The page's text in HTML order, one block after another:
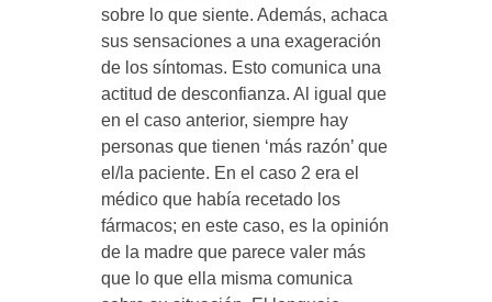
sobre lo que siente. Además, achaca
sus sensaciones a una exageración
de los síntomas. Esto comunica una
actitud de desconfianza. Al igual que
en el caso anterior, siempre hay
personas que tienen ‘más razón’ que
el/la paciente. En el caso 2 era el
médico que había recetado los
fármacos; en este caso, es la opinión
de la madre que parece valer más
que lo que ella misma comunica